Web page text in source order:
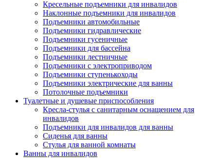
Кресельные подъемники для инвалидов
Наклонные подъемники для инвалидов
Подъемники автомобильные
Подъемники гидравлические
Подъемники гусеничные
Подъемники для бассейна
Подъемники лестничные
Подъемники с электроприводом
Подъемники ступенькоходы
Подъемники электрические для ванны
Потолочные подъемники
Туалетные и душевые приспособления
Кресла-стулья с санитарным оснащением для
инвалидов
Подъемники для инвалидов для ванны
Сиденья для ванны
Стулья для ванной комнаты
Ванны для инвалидов